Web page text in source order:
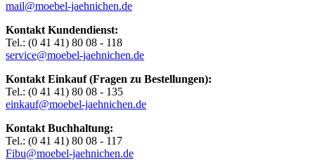
mail@moebel-jaehnichen.de
Kontakt Kundendienst:
Tel.: (0 41 41) 80 08 - 118
service@moebel-jaehnichen.de
Kontakt Einkauf (Fragen zu Bestellungen):
Tel.: (0 41 41) 80 08 - 135
einkauf@moebel-jaehnichen.de
Kontakt Buchhaltung:
Tel.: (0 41 41) 80 08 - 117
Fibu@moebel-jaehnichen.de